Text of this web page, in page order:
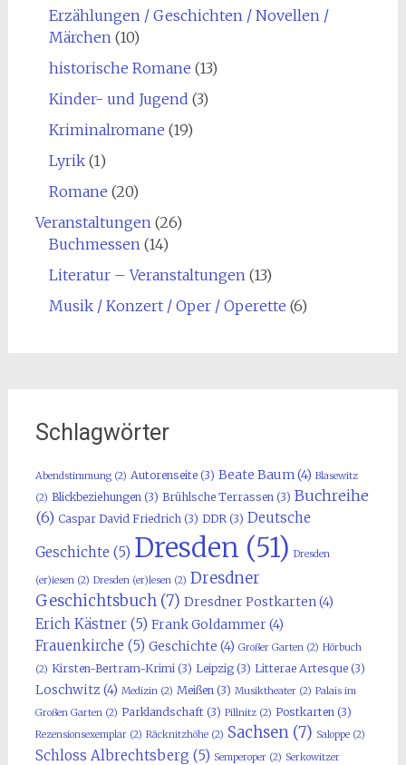
Erzählungen / Geschichten / Novellen /
Märchen(10)
historische Romane (13)
Kinder- und Jugend (3)
Kriminalromane (19)
Lyrik(1)
Romane (20)
Veranstaltungen(26)
Buchmessen(14)
Literatur – Veranstaltungen(13)
Musik / Konzert / Oper / Operette (6)
Schlagwörter
Abendstimmung(2) Autorenseite(3) Beate Baum(4) Blasewitz
(2) Blickbeziehungen(3) Brühlsche Terrassen(3) Buchreihe
(6) Caspar David Friedrich(3) DDR(3) Deutsche
Geschichte (5) Dresden (51) Dresden
(er)iesen(2) Dresden (er)lesen(2) Dresdner
Geschichtsbuch(7) Dresdner Postkarten(4)
Erich Kästner(5) Frank Goldammer(4)
Frauenkirche (5) Geschichte (4) Großer Garten(2) Hörbuch
(2) Kirsten-Bertram-Krimi(3) Leipzig(3) Litterae Artesque(3)
Loschwitz (4) Medizin(2) Meißen(3) Musiktheater(2) Palais im
Großen Garten(2) Parklandschaft(3) Pillnitz(2) Postkarten(3)
Rezensionsexemplar(2) Räcknitzhöhe(2) Sachsen(7) Saloppe(2)
Schloss Albrechtsberg (5) Semperoper(2) Serkowitzer